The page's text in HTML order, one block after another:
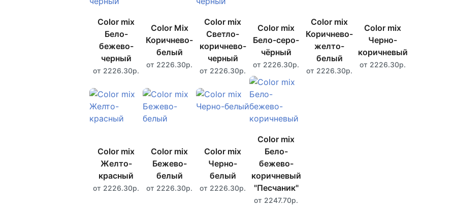
Color mix
Бело-
бежево-
черный
от 2226.30р.
Color Mix
Коричнево-
белый
от 2226.30р.
Color mix
Светло-
коричнево-
черный
от 2226.30р.
Color mix
Бело-серо-
чёрный
от 2226.30р.
Color mix
Коричнево-
желто-
белый
от 2226.30р.
Color mix
Черно-
коричневый
от 2226.30р.
Color mix
Желто-
красный
от 2226.30р.
Color mix
Бежево-
белый
от 2226.30р.
Color mix
Черно-
белый
от 2226.30р.
Color mix
Бело-
бежево-
коричневый
"Песчаник"
от 2247.70р.